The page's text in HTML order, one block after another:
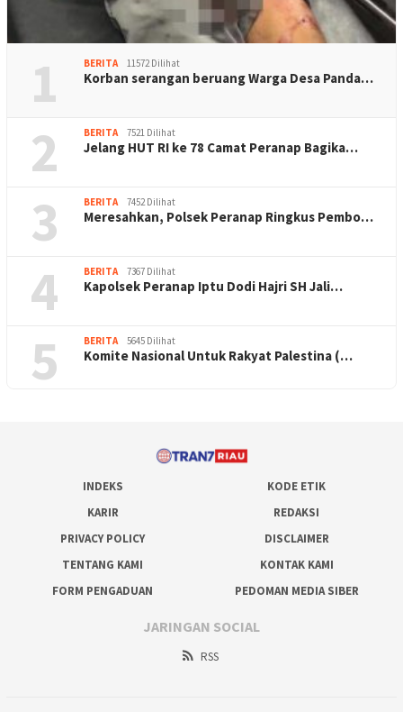
1 BERITA 11572 Dilihat
Korban serangan beruang Warga Desa Panda…
2 BERITA 7521 Dilihat
Jelang HUT RI ke 78 Camat Peranap Bagika…
3 BERITA 7452 Dilihat
Meresahkan, Polsek Peranap Ringkus Pembo…
4 BERITA 7367 Dilihat
Kapolsek Peranap Iptu Dodi Hajri SH Jali…
5 BERITA 5645 Dilihat
Komite Nasional Untuk Rakyat Palestina (…
INDEKS
KODE ETIK
KARIR
REDAKSI
PRIVACY POLICY
DISCLAIMER
TENTANG KAMI
KONTAK KAMI
FORM PENGADUAN
PEDOMAN MEDIA SIBER
JARINGAN SOCIAL
RSS